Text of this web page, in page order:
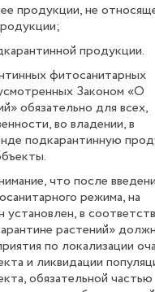
продукции, не
продукции.
фитосанитарных
Законом «О
обязательно для всех,
во владении, в
подкарантинную
что после
режима, на
установлен, в
растений»
по локализации
и ликвидации
обязательной частью